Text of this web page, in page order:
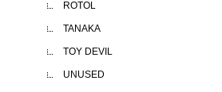
ROTOL
TANAKA
TOY DEVIL
UNUSED